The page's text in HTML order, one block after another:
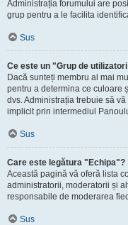
Administrația forumului are
grup pentru a le facilita
Sus
Ce este un "Grup de
Dacă sunteți membru al mai
pentru a determina ce culoare
dvs. Administrația trebuie să
implicit prin intermediul
Sus
Care este legătura "Echipa"?
Această pagină vă oferă lista
administratorii, moderatorii și
responsabile de moderarea
Sus